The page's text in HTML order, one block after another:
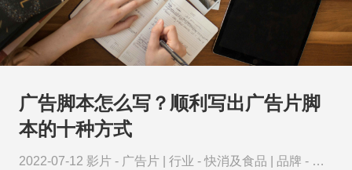
广告脚本怎么写？顺利写出广告片脚
本的十种方式
2022-07-12 影片 - 广告片 行业 -快消及食品 品牌 - 聚